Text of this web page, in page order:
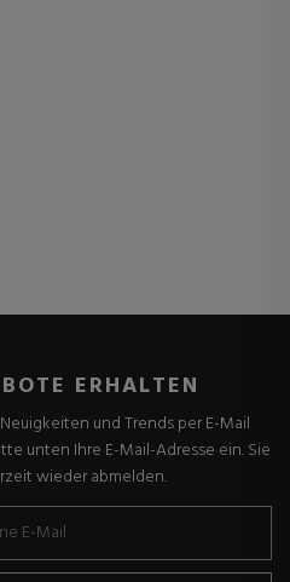
ERHALTEN
und Trends per E-Mail
unten Ihre E-Mail-Adresse ein. Sie
wieder abmelden.